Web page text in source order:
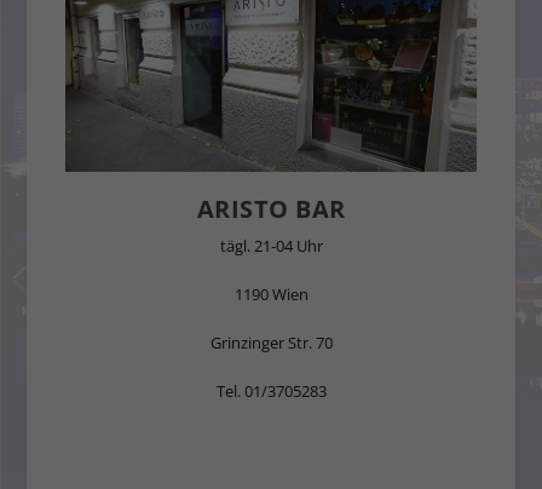
ARISTO BAR
tägl. 21-04 Uhr
1190 Wien
Grinzinger Str. 70
Tel. 01/3705283